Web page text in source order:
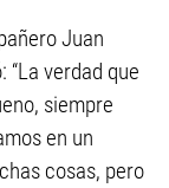
Juan
“La verdad que
siempre
en un
cosas, pero